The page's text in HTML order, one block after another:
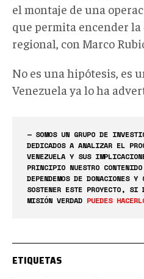
el montaje de una
que permita encender
regional, con Marco
No es una hipótesis , es
Venezuela ya lo ha
— SOMOS UN GRUPO DE
DEDICADOS A ANALIZAR EL
VENEZUELA Y SUS
PRINCIPIO NUESTRO
DEPENDEMOS DE DONACIONES Y
SOSTENER ESTE PROYECTO, SI
MISIÓN VERDAD PUEDES
ETIQUETAS